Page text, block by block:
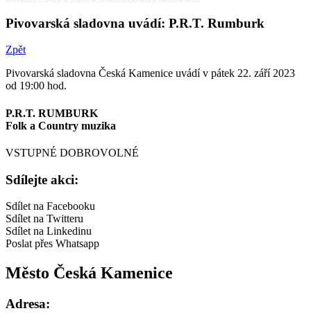
Pivovarská sladovna uvádí: P.R.T. Rumburk
Zpět
Pivovarská sladovna Česká Kamenice uvádí v pátek 22. září 2023
od 19:00 hod.
P.R.T. RUMBURK
Folk a Country muzika
VSTUPNÉ DOBROVOLNÉ
Sdílejte akci:
Sdílet na Facebooku
Sdílet na Twitteru
Sdílet na Linkedinu
Poslat přes Whatsapp
Město Česká Kamenice
Adresa: